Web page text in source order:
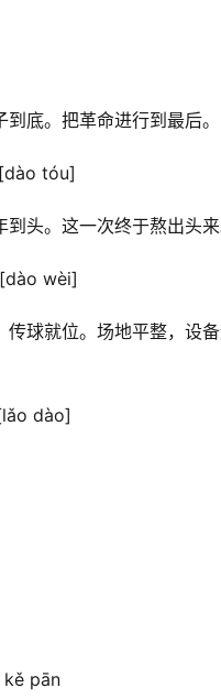
底。 把革命进行到最后。
tóu]
头。 这一次终于熬出头来
wèi]
球就位。 场地平整，设
dào]
pān